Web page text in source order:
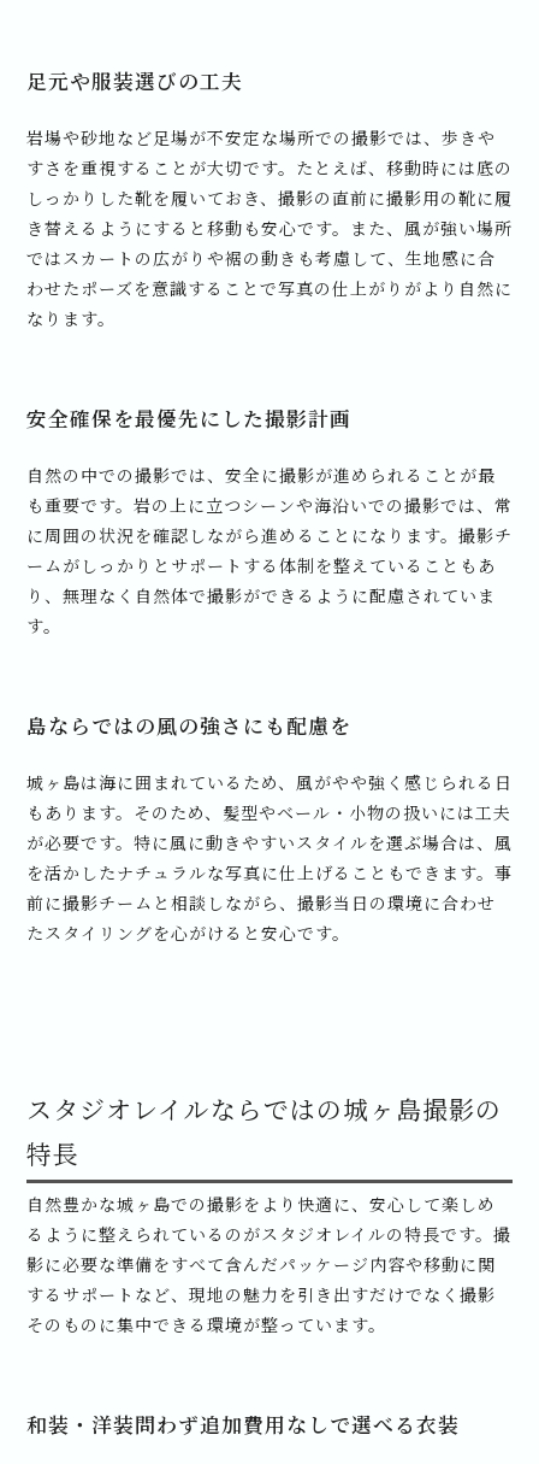
足元や服装選びの工夫
岩場や砂地など足場が不安定な場所での撮影では、歩きや
すさを重視することが大切です。たとえば、移動時には底の
しっかりした靴を履いておき、撮影の直前に撮影用の靴に履
き替えるようにすると移動も安心です。また、風が強い場所
ではスカートの広がりや裾の動きも考慮して、生地感に合
わせたポーズを意識することで写真の仕上がりがより自然に
なります。
安全確保を最優先にした撮影計画
自然の中での撮影では、安全に撮影が進められることが最
も重要です。岩の上に立つシーンや海沿いでの撮影では、常
に周囲の状況を確認しながら進めることになります。撮影チ
ームがしっかりとサポートする体制を整えていることもあ
り、無理なく自然体で撮影ができるように配慮されていま
す。
島ならではの風の強さにも配慮を
城ヶ島は海に囲まれているため、風がやや強く感じられる日
もあります。そのため、髪型やベール・小物の扱いには工夫
が必要です。特に風に動きやすいスタイルを選ぶ場合は、風
を活かしたナチュラルな写真に仕上げることもできます。事
前に撮影チームと相談しながら、撮影当日の環境に合わせ
たスタイリングを心がけると安心です。
スタジオレイルならではの城ヶ島撮影の
特長
自然豊かな城ヶ島での撮影をより快適に、安心して楽しめ
るように整えられているのがスタジオレイルの特長です。撮
影に必要な準備をすべて含んだパッケージ内容や移動に関
するサポートなど、現地の魅力を引き出すだけでなく撮影
そのものに集中できる環境が整っています。
和装・洋装問わず追加費用なしで選べる衣装